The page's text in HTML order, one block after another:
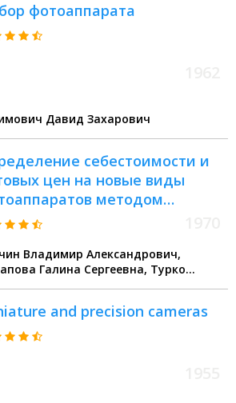
фотоаппарата
Давид Захарович
себестоимости и
цен на новые виды
методом
оценки
Владимир Александрович,
Галина Сергеевна, Турко
and precision cameras